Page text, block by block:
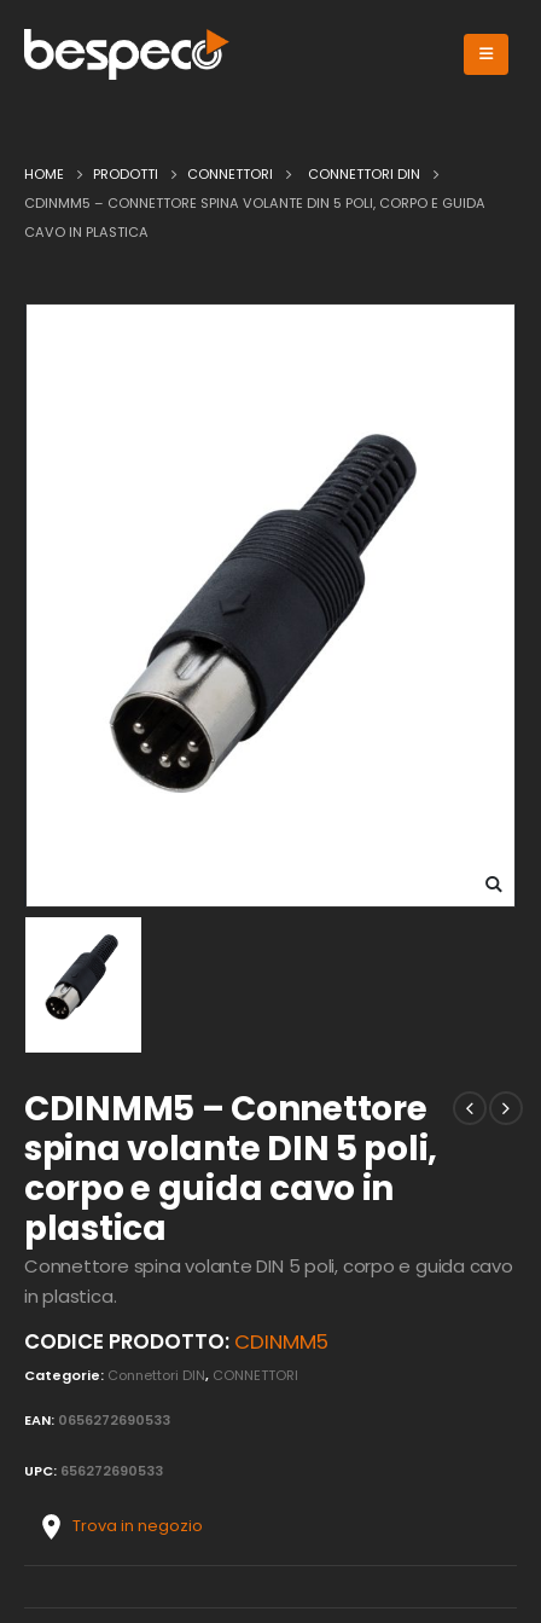
HOME PRODOTTI CONNETTORI
CONNETTORI DIN
CDINMM5 – CONNETTORE SPINA VOLANTE DIN 5 POLI, CORPO E GUIDA
CAVO IN PLASTICA
CDINMM5 – Connettore
spina volante DIN 5 poli,
corpo e guida cavo in
plastica
Connettore spina volante DIN 5 poli, corpo e guida cavo
in plastica.
CODICE PRODOTTO: CDINMM5
Categorie: Connettori DIN, CONNETTORI
EAN: 0656272690533
UPC: 656272690533
Trova in negozio